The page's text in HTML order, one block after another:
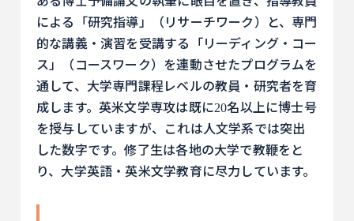
による「研究指導」（リサーチワーク）と、専門
的な講義・演習を受講する「リーディング・コー
ス」（コースワーク）を連動させたプログラムを
通して、大学専門課程レベルの教員・研究者を育
成します。英米文学専攻は既に20名以上に博士号
を授与していますが、これは人文学系では突出
した数字です。修了生は各地の大学で教鞭をと
り、大学英語・英米文学教育に尽力しています。